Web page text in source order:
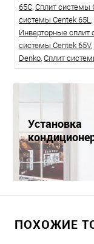
65C, Сплит системы
системы Centek 65L,
Инверторные сплит
системы Centek 65V,
Denko, Сплит
Установка
Краснодаре
ПОХОЖИЕ